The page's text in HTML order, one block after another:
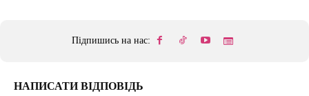
Підпишись на нас:
НАПИСАТИ ВІДПОВІДЬ